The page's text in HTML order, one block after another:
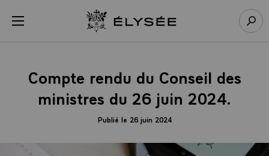
menu Retour à l’accueil Élysée
Compte rendu du Conseil des
ministres du 26 juin 2024.
Publié le 26 juin 2024
Panneau de gestion des cookies